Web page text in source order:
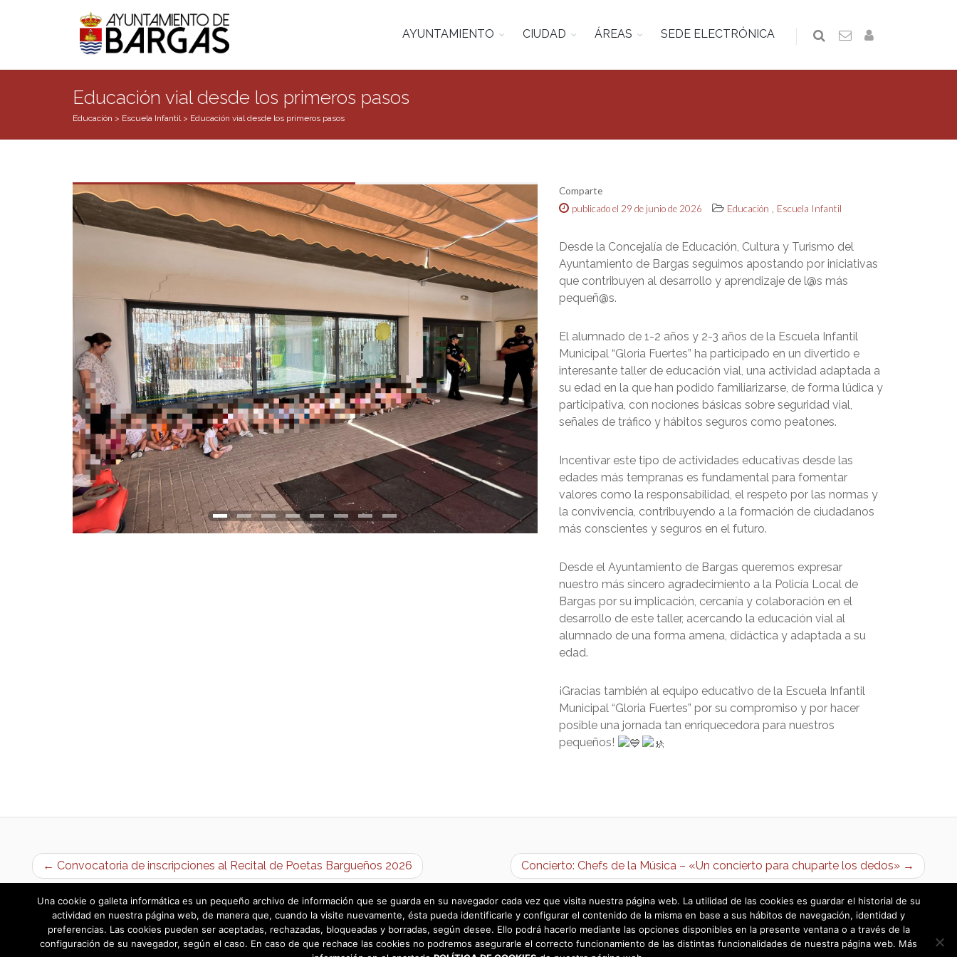
AYUNTAMIENTO CIUDAD ÁREAS SEDE ELECTRÓNICA
Educación vial desde los primeros pasos
Educación > Escuela Infantil> Educación vial desde los primeros pasos
Comparte
publicado el 29 de junio de 2026
Educación , Escuela Infantil
Desde la Concejalía de Educación, Cultura y Turismo del
Ayuntamiento de Bargas seguimos apostando por iniciativas
que contribuyen al desarrollo y aprendizaje de l@s más
pequeñ@s.
El alumnado de 1-2 años y 2-3 años de la Escuela Infantil
Municipal “Gloria Fuertes” ha participado en un divertido e
interesante taller de educación vial, una actividad adaptada a
su edad en la que han podido familiarizarse, de forma lúdica y
participativa, con nociones básicas sobre seguridad vial,
señales de tráfico y hábitos seguros como peatones.
Incentivar este tipo de actividades educativas desde las
edades más tempranas es fundamental para fomentar
valores como la responsabilidad, el respeto por las normas y
la convivencia, contribuyendo a la formación de ciudadanos
más conscientes y seguros en el futuro.
Desde el Ayuntamiento de Bargas queremos expresar
nuestro más sincero agradecimiento a la Policía Local de
Bargas por su implicación, cercanía y colaboración en el
desarrollo de este taller, acercando la educación vial al
alumnado de una forma amena, didáctica y adaptada a su
edad.
¡Gracias también al equipo educativo de la Escuela Infantil
Municipal “Gloria Fuertes” por su compromiso y por hacer
posible una jornada tan enriquecedora para nuestros
pequeños!
← Convocatoria de inscripciones al Recital de Poetas Bargueños 2026 Concierto: Chefs de la Música – «Un concierto para chuparte los dedos» →
Una cookie o galleta informática es un pequeño archivo de información que se guarda en su navegador cada vez que visita nuestra página web. La utilidad de las cookies es guardar el historial de su
actividad en nuestra página web, de manera que, cuando la visite nuevamente, ésta pueda identificarle y configurar el contenido de la misma en base a sus hábitos de navegación, identidad y
preferencias. Las cookies pueden ser aceptadas, rechazadas, bloqueadas y borradas, según desee. Ello podrá hacerlo mediante las opciones disponibles en la presente ventana o a través de la
configuración de su navegador, según el caso. En caso de que rechace las cookies no podremos asegurarle el correcto funcionamiento de las distintas funcionalidades de nuestra página web. Más